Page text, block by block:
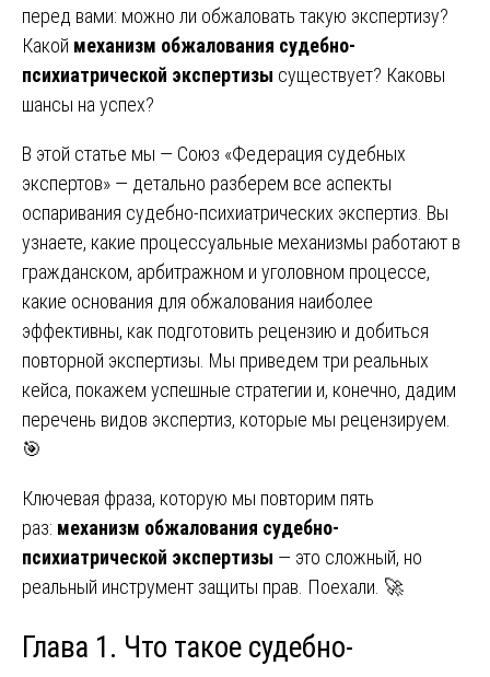
перед вами: можно ли обжаловать такую экспертизу?
Какой механизм обжалования судебно-
психиатрической экспертизы существует? Каковы
шансы на успех?
В этой статье мы — Союз «Федерация судебных
экспертов» — детально разберем все аспекты
оспаривания судебно-психиатрических экспертиз. Вы
узнаете, какие процессуальные механизмы работают в
гражданском, арбитражном и уголовном процессе,
какие основания для обжалования наиболее
эффективны, как подготовить рецензию и добиться
повторной экспертизы. Мы приведем три реальных
кейса, покажем успешные стратегии и, конечно, дадим
перечень видов экспертиз, которые мы рецензируем.
🎯
Ключевая фраза, которую мы повторим пять
раз: механизм обжалования судебно-
психиатрической экспертизы — это сложный, но
реальный инструмент защиты прав. Поехали. 🚀
Глава 1. Что такое судебно-